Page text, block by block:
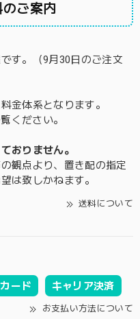
ご案内
す。（9月30日のご注文
金体系となります。
ください。
おりません。
観点より、置き配の指定
は致しかねます。
送料について
ード キャリア決済
お支払い方法について